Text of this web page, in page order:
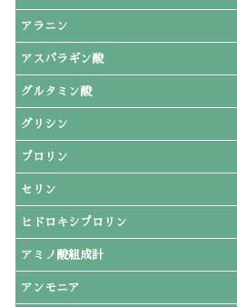
アラニン
アスパラギン酸
グルタミン酸
グリシン
プロリン
セリン
ヒドロキシプロリン
アミノ酸組成計
アンモニア